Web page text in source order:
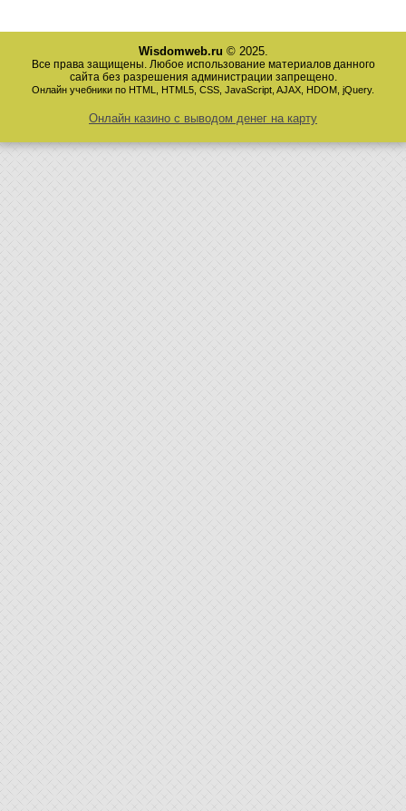
Wisdomweb.ru © 2025.
Все права защищены. Любое использование материалов данного
сайта без разрешения администрации запрещено.
Онлайн учебники по HTML, HTML5, CSS, JavaScript, AJAX, HDOM, jQuery.
Онлайн казино с выводом денег на карту